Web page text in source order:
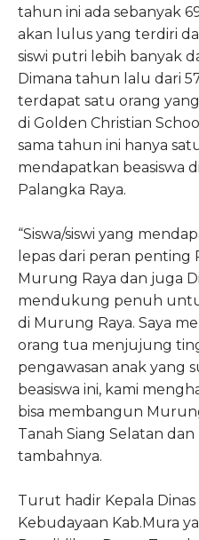
tahun ini ada sebanyak
akan lulus yang terdiri
siswi putri lebih banyak
Dimana tahun lalu dari
terdapat satu orang
di Golden Christian
sama tahun ini hanya
mendapatkan beasiswa
Palangka Raya.
“Siswa/siswi yang
lepas dari peran
Murung Raya dan juga
mendukung penuh
di Murung Raya. Saya
orang tua menjujung
pengawasan anak yang
beasiswa ini, kami
bisa membangun
Tanah Siang Selatan
tambahnya.
Turut hadir Kepala
Kebudayaan Kab.Mura